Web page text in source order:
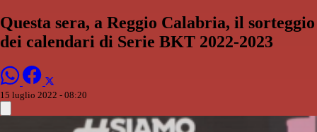
Questa sera, a Reggio Calabria, il sorteggio
dei calendari di Serie BKT 2022-2023
15 luglio 2022 - 08:20